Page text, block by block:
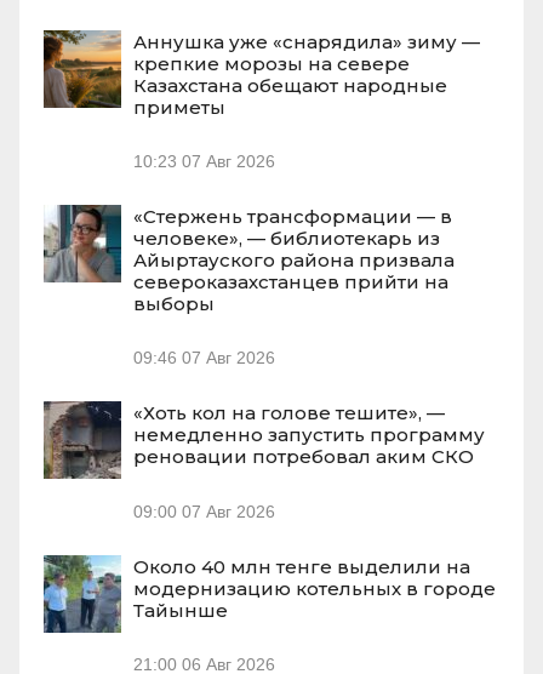
Аннушка уже «снарядила» зиму —
крепкие морозы на севере
Казахстана обещают народные
приметы
10:23 07 Авг 2026
«Стержень трансформации — в
человеке», — библиотекарь из
Айыртауского района призвала
североказахстанцев прийти на
выборы
09:46 07 Авг 2026
«Хоть кол на голове тешите», —
немедленно запустить программу
реновации потребовал аким СКО
09:00 07 Авг 2026
Около 40 млн тенге выделили на
модернизацию котельных в городе
Тайынше
21:00 06 Авг 2026